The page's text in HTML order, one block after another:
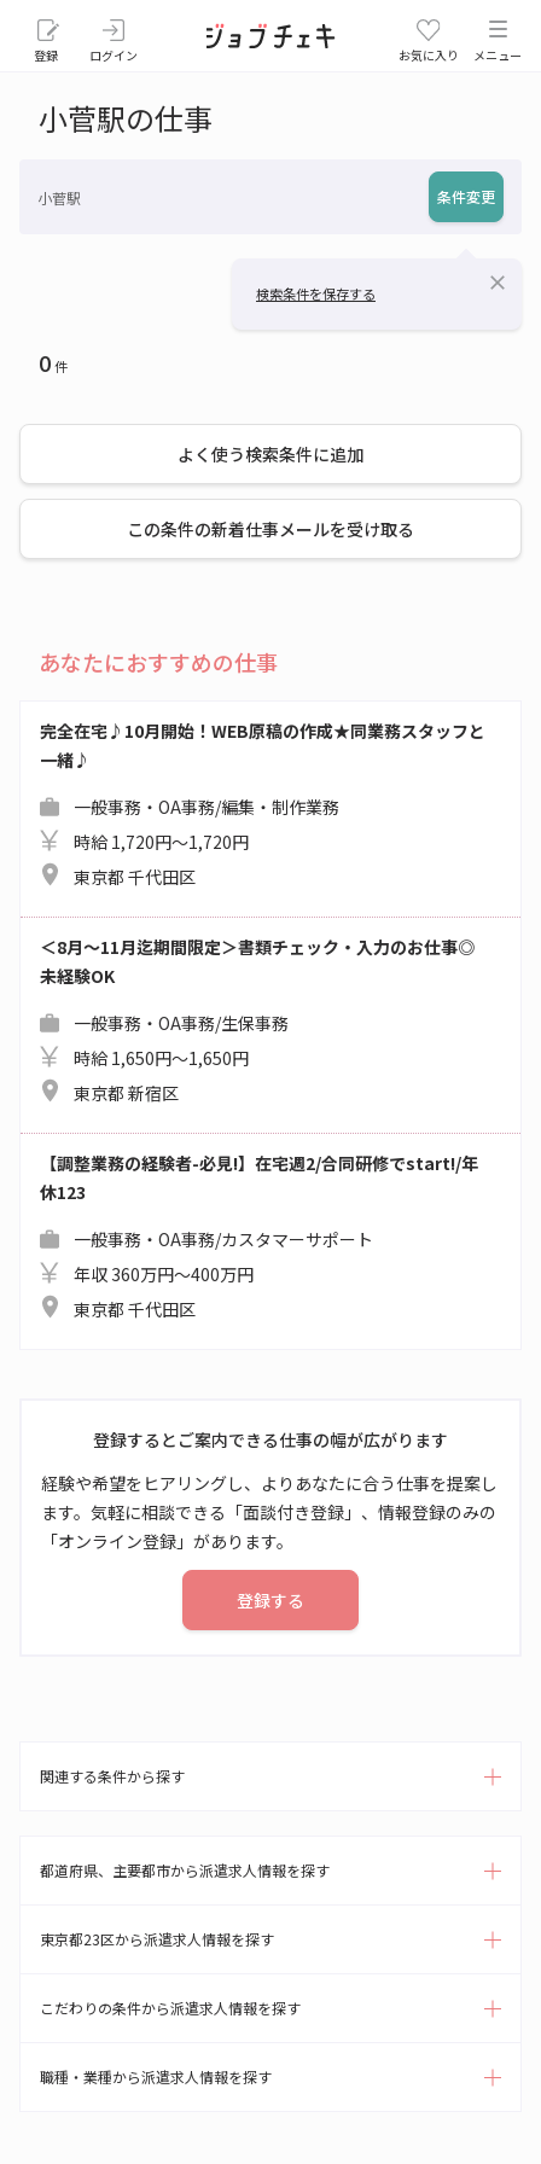
登録 ログイン お気に入り メニュー
小菅駅の仕事
小菅駅 条件変更
検索条件を保存する close
0件
よく使う検索条件に追加
この条件の新着仕事メールを受け取る
あなたにおすすめの仕事
完全在宅♪10月開始！WEB原稿の作成★同業務スタッフと
一緒♪
一般事務・OA事務/編集・制作業務
時給 1,720円～1,720円
東京都 千代田区
＜8月～11月迄期間限定＞書類チェック・入力のお仕事◎
未経験OK
一般事務・OA事務/生保事務
時給 1,650円～1,650円
東京都 新宿区
【調整業務の経験者-必見!】在宅週2/合同研修でstart!/年
休123
一般事務・OA事務/カスタマーサポート
年収 360万円～400万円
東京都 千代田区
登録するとご案内できる仕事の幅が広がります
経験や希望をヒアリングし、よりあなたに合う仕事を提案し
ます。気軽に相談できる「面談付き登録」、情報登録のみの
「オンライン登録」があります。
登録する
関連する条件から探す
都道府県、主要都市から派遣求人情報を探す
東京都23区から派遣求人情報を探す
こだわりの条件から派遣求人情報を探す
職種・業種から派遣求人情報を探す